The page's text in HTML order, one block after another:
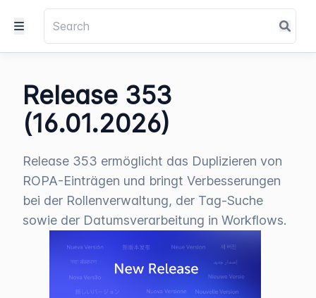
Release 353
(16.01.2026)
Release 353 ermöglicht das Duplizieren von
ROPA-Einträgen und bringt Verbesserungen
bei der Rollenverwaltung, der Tag-Suche
sowie der Datumsverarbeitung in Workflows.